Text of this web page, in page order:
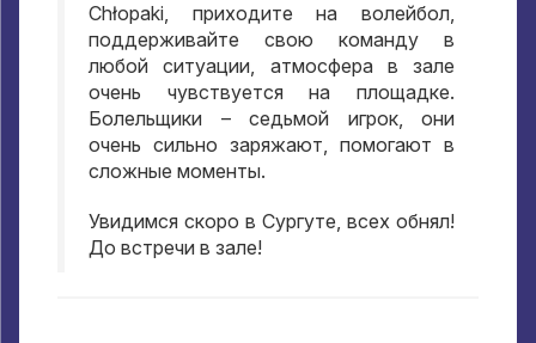
Chłopaki, приходите на волейбол,
поддерживайте свою команду в
любой ситуации, атмосфера в зале
очень чувствуется на площадке.
Болельщики – седьмой игрок, они
очень сильно заряжают, помогают в
сложные моменты.
Увидимся скоро в Сургуте, всех обнял!
До встречи в зале!